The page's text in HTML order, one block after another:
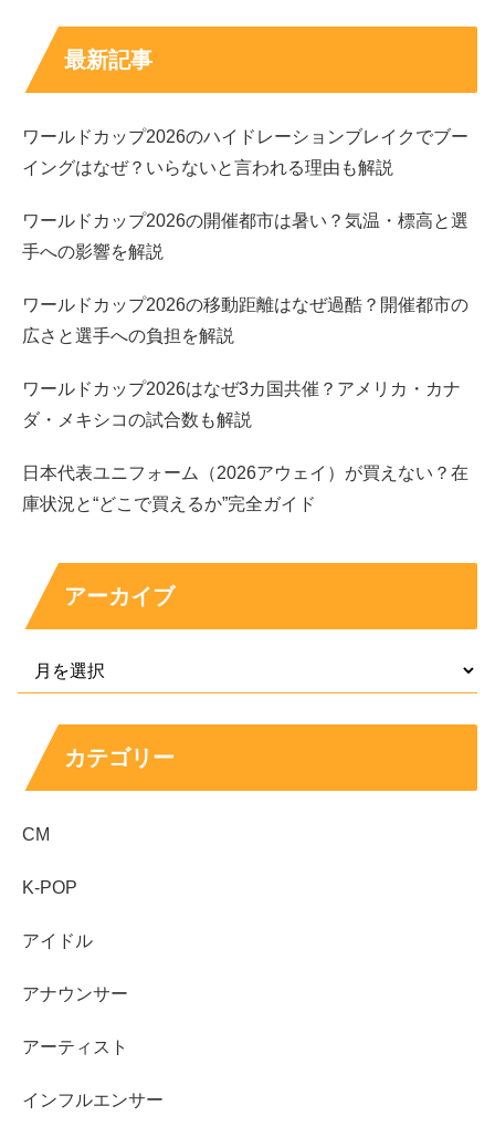
共立美容外科グループは、全国展開している大手美容クリ
ニック。各院の運営コストやスタッフ数を考えても、年商
こうしたクリニックを父が率いていることから、久次米家
実家はかなり裕福 なことは間違いありません。
裕福だったからこそ、自立して父に認められたい”という
ような発言をしており、
いわゆる“ボンボン”ではなく、自分の力で成果を出したい
という思いが強い人物でもあります。
まとめ
最新記事
ワールドカップ2026のハイドレーションブレイクでブー
イングはなぜ？いらないと言われる理由も解説
ワールドカップ2026の開催都市は暑い？気温・標高と選
手への影響を解説
ワールドカップ2026の移動距離はなぜ過酷？開催都市の
広さと選手への負担を解説
ワールドカップ2026はなぜ3カ国共催？アメリカ・カナ
ダ・メキシコの試合数も解説
日本代表ユニフォーム（2026アウェイ）が買えない？在
庫状況と“どこで買えるか”完全ガイド
アーカイブ
カテゴリー
CM
K-POP
アイドル
アナウンサー
アーティスト
インフルエンサー